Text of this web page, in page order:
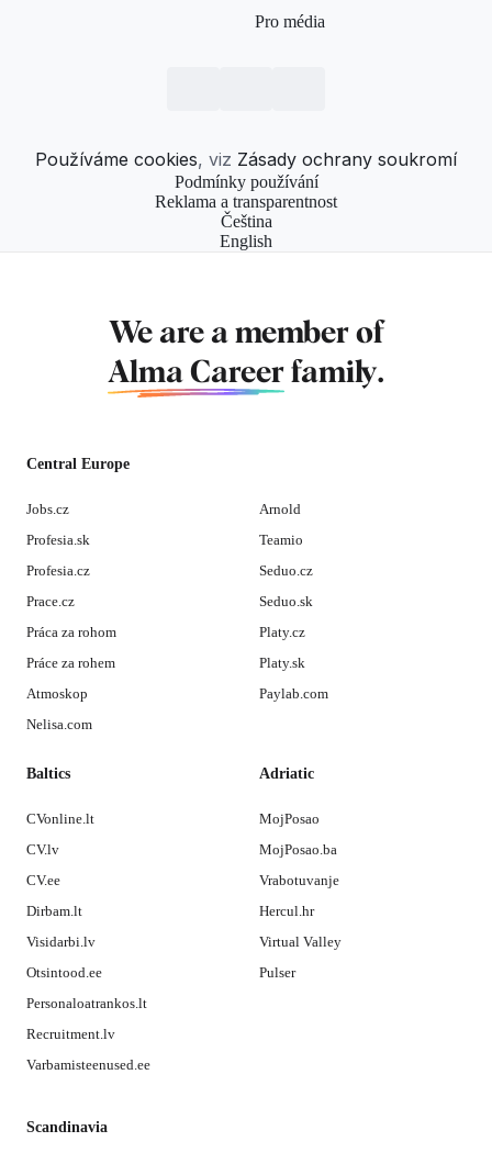
Pro média
Používáme cookies, viz Zásady ochrany soukromí
Podmínky používání
Reklama a transparentnost
Čeština
English
We are a member of
Alma Career family.
Central Europe
Jobs.cz
Profesia.sk
Profesia.cz
Prace.cz
Práca za rohom
Práce za rohem
Atmoskop
Nelisa.com
Arnold
Teamio
Seduo.cz
Seduo.sk
Platy.cz
Platy.sk
Paylab.com
Baltics
CVonline.lt
CV.lv
CV.ee
Dirbam.lt
Visidarbi.lv
Otsintood.ee
Personaloatrankos.lt
Recruitment.lv
Varbamisteenused.ee
Adriatic
MojPosao
MojPosao.ba
Vrabotuvanje
Hercul.hr
Virtual Valley
Pulser
Scandinavia